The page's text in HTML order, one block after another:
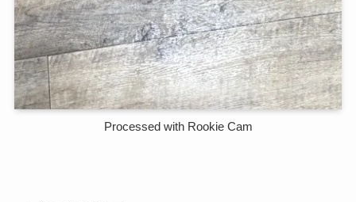
Processed with Rookie Cam